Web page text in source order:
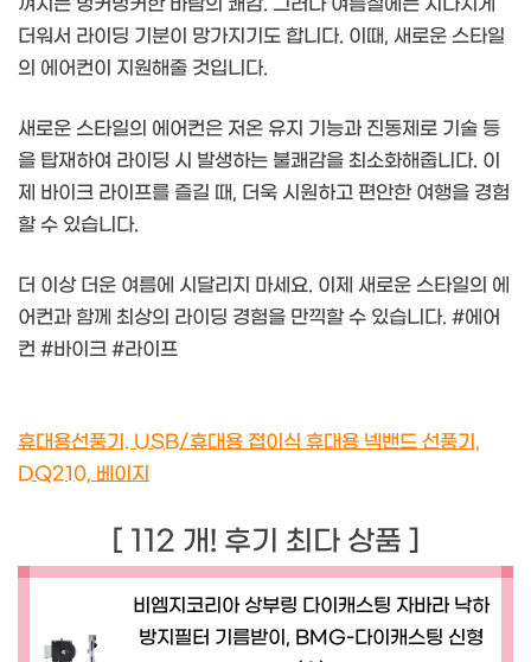
더워서 라이딩 기분이 망가지기도 합니다. 이때, 새로운 스타일
의 에어컨이 지원해줄 것입니다.
새로운 스타일의 에어컨은 저온 유지 기능과 진동제로 기술 등
을 탑재하여 라이딩 시 발생하는 불쾌감을 최소화해줍니다. 이
제 바이크 라이프를 즐길 때, 더욱 시원하고 편안한 여행을 경험
할 수 있습니다.
더 이상 더운 여름에 시달리지 마세요. 이제 새로운 스타일의 에
어컨과 함께 최상의 라이딩 경험을 만끽할 수 있습니다. #에어
컨 #바이크 #라이프
휴대용선풍기. USB/휴대용 접이식 휴대용 넥밴드 선풍기,
DQ210, 베이지
[ 112 개! 후기 최다 상품 ]
비엠지코리아 상부링 다이캐스팅 자바라 낙하
방지필터 기름받이, BMG-다이캐스팅 신형